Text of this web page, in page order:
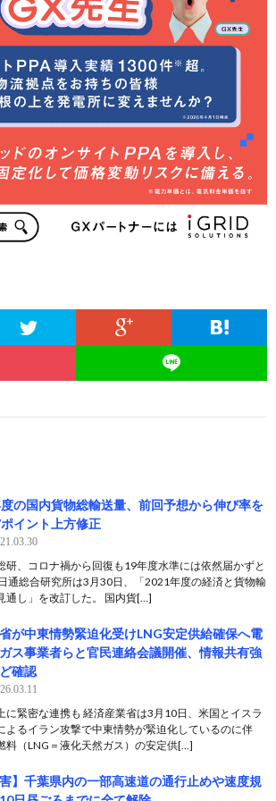
の国内貨物総輸送量、前回予想から伸び率を
イント上方修正
研、コロナ禍から回復も19年度水準には依然届かずと
通総合研究所は3月30日、「2021年度の経済と貨物輸
通し」を改訂した。 国内貨[…]
が中東情勢緊迫化受けLNG安定供給確保へ電
ス事業者らと官民連絡会議開催、情報共有強
確認
に緊密な連携も 経済産業省は3月10日、米国とイスラ
よるイラン攻撃で中東情勢が緊迫化しているのに伴
料（LNG＝液化天然ガス）の安定供[…]
害】千葉県内の一部高速道の通行止めや速度規